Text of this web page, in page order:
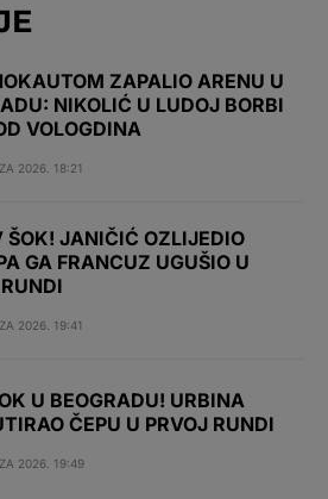
ZAPALIO ARENU U
NIKOLIĆ U LUDOJ BORBI
VOLOGDINA
2026. 18:21
ŠOK! JANIČIĆ OZLIJEDIO
GA FRANCUZ UGUŠIO U
2026. 19:41
U BEOGRADU! URBINA
ČEPU U PRVOJ RUNDI
2026. 19:49